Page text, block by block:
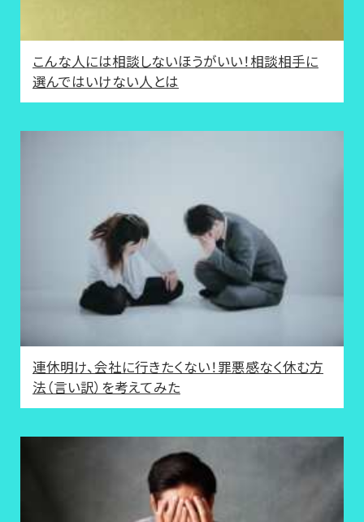
こんな人には相談しないほうがいい！相談相手に
選んではいけない人とは
連休明け、会社に行きたくない！罪悪感なく休む方
法（言い訳）を考えてみた